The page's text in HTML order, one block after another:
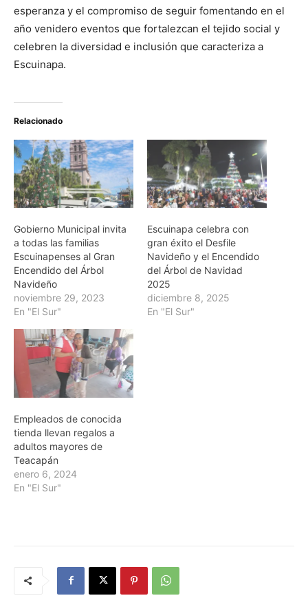
esperanza y el compromiso de seguir fomentando en el
año venidero eventos que fortalezcan el tejido social y
celebren la diversidad e inclusión que caracteriza a
Escuinapa.
Relacionado
Gobierno Municipal invita
a todas las familias
Escuinapenses al Gran
Encendido del Árbol
Navideño
noviembre 29, 2023
En "El Sur"
Escuinapa celebra con
gran éxito el Desfile
Navideño y el Encendido
del Árbol de Navidad
2025
diciembre 8, 2025
En "El Sur"
Empleados de conocida
tienda llevan regalos a
adultos mayores de
Teacapán
enero 6, 2024
En "El Sur"